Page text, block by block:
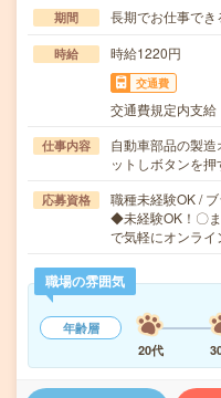
期間 長期でお仕事でき
時給 時給1220円
交通費
交通費規定内支給
仕事内容
自動車部品の製
ットしボタンを
応募資格
職種未経験OK /
◆未経験OK！〇
で気軽にオンラ
職場の雰囲気
年齢層
20代